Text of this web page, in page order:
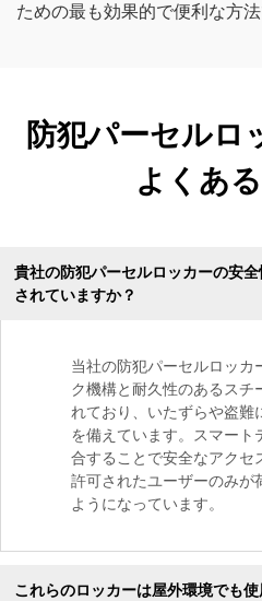
ための最も効果的で便利な方法
防犯パーセルロ
よくあ
貴社の防犯パーセルロッカーの安
されていますか？
当社の防犯パーセルロッカ
ク機構と耐久性のあるスチ
れており、いたずらや盗難
を備えています。スマート
合することで安全なアクセ
許可されたユーザーのみが
ようになっています。
これらのロッカーは屋外環境でも